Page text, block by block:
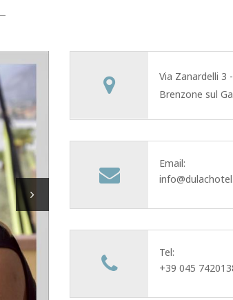
Via Zanardelli 3
Brenzone sul
Email:
Tel:
+39 045